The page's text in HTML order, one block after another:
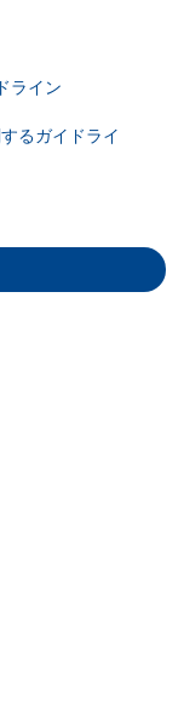
ライン
るガイドライ